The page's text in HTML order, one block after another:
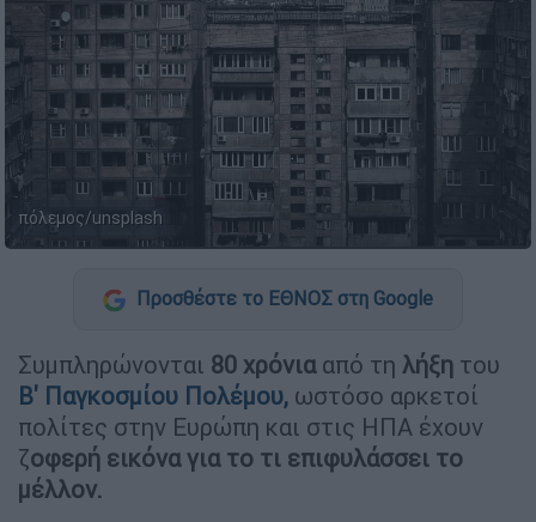
πόλεμος/unsplash
Προσθέστε το ΕΘΝΟΣ στη Google
Συμπληρώνονται 80 χρόνιααπό τη λήξη του
Β' Παγκοσμίου Πολέμου, ωστόσο αρκετοί
πολίτες στην Ευρώπη και στις ΗΠΑ έχουν
ζοφερή εικόνα για το τι επιφυλάσσει το
μέλλον.